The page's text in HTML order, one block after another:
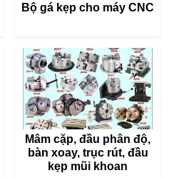
Bộ gá kẹp cho máy CNC
Mâm cặp, đầu phân độ,
bàn xoay, trục rút, đầu
kẹp mũi khoan